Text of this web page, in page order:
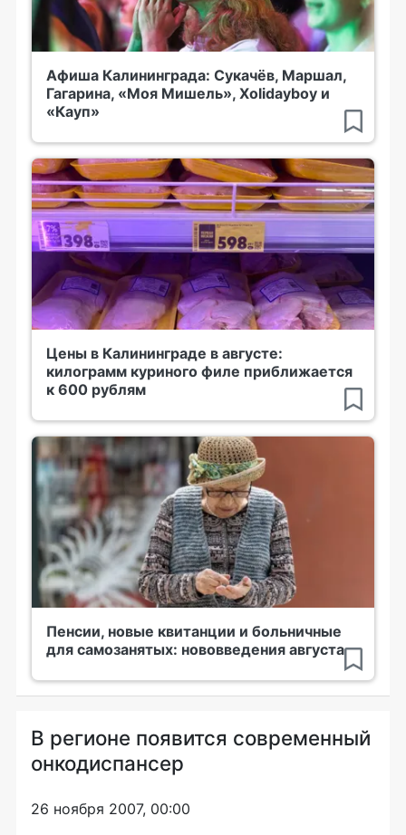
Афиша Калининграда: Сукачёв, Маршал,
Гагарина, «Моя Мишель», Xolidayboy и
«Кауп»
Цены в Калининграде в августе:
килограмм куриного филе приближается
к 600 рублям
Пенсии, новые квитанции и больничные
для самозанятых: нововведения августа
В регионе появится современный
онкодиспансер
26 ноября 2007, 00:00